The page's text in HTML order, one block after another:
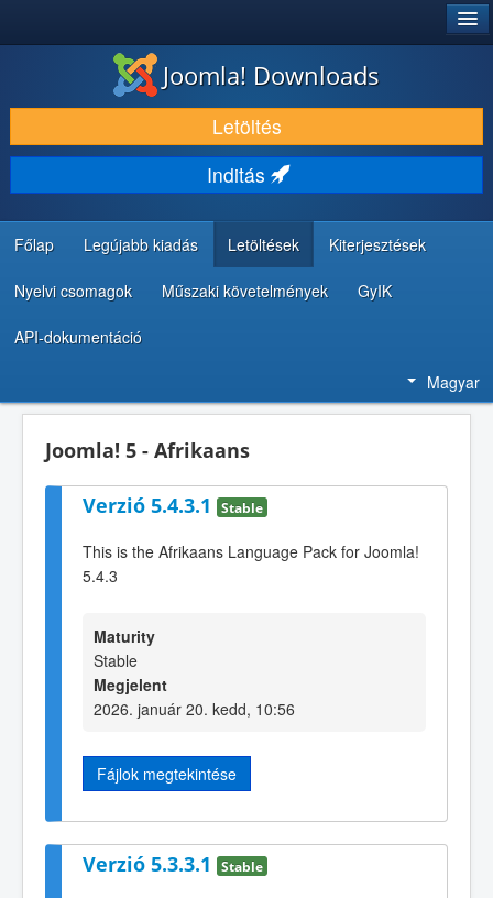
LETÖLTÉS ÉS KITERJESZTÉS
FEDEZZE FEL ÉS TANULJA MEG
KÖZÖSSÉG ÉS TÁMOGATÁS
FEJLESZTŐI ERŐFORRÁSOK
Joomla! Downloads
Letöltés
Inditás
Főlap Legújabb kiadás Letöltések Kiterjesztések
Nyelvi csomagok Műszaki követelmények GyIK
API-dokumentáció
Magyar
Joomla! 5 - Afrikaans
Verzió 5.4.3.1 Stable
This is the Afrikaans Language Pack for Joomla!
5.4.3
Maturity
Stable
Megjelent
2026. január 20. kedd, 10:56
Fájlok megtekintése
Verzió 5.3.3.1 Stable